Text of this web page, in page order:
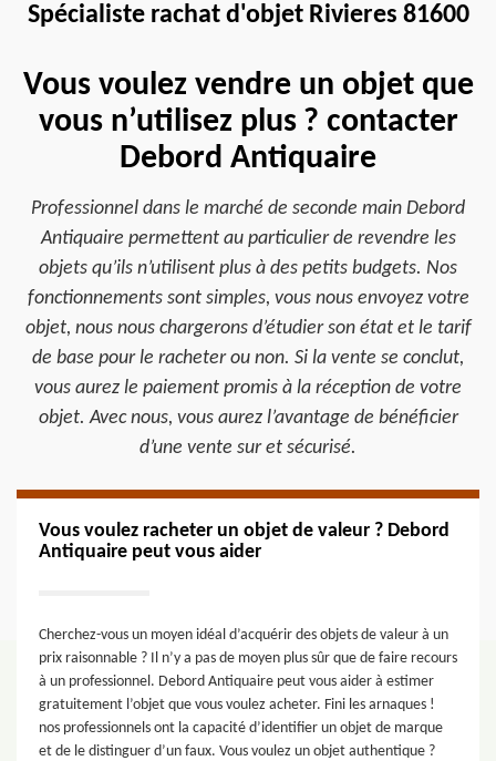
Spécialiste rachat d'objet Rivieres 81600
Vous voulez vendre un objet que
vous n’utilisez plus ? contacter
Debord Antiquaire
Professionnel dans le marché de seconde main Debord
Antiquaire permettent au particulier de revendre les
objets qu’ils n’utilisent plus à des petits budgets. Nos
fonctionnements sont simples, vous nous envoyez votre
objet, nous nous chargerons d’étudier son état et le tarif
de base pour le racheter ou non. Si la vente se conclut,
vous aurez le paiement promis à la réception de votre
objet. Avec nous, vous aurez l’avantage de bénéficier
d’une vente sur et sécurisé.
Vous voulez racheter un objet de valeur ? Debord
Antiquaire peut vous aider
Cherchez-vous un moyen idéal d’acquérir des objets de valeur à un
prix raisonnable ? Il n’y a pas de moyen plus sûr que de faire recours
à un professionnel. Debord Antiquaire peut vous aider à estimer
gratuitement l’objet que vous voulez acheter. Fini les arnaques !
nos professionnels ont la capacité d’identifier un objet de marque
et de le distinguer d’un faux. Vous voulez un objet authentique ?